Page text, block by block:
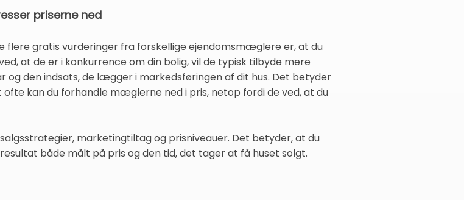
priserne ned
flere gratis vurderinger fra forskellige ejendomsmæglere er, at du
at de er i konkurrence om din bolig, vil de typisk tilbyde mere
og den indsats, de lægger i markedsføringen af dit hus. Det betyder
kan du forhandle mæglerne ned i pris, netop fordi de ved, at du
marketingtiltag og prisniveauer. Det betyder, at du
både målt på pris og den tid, det tager at få huset solgt.